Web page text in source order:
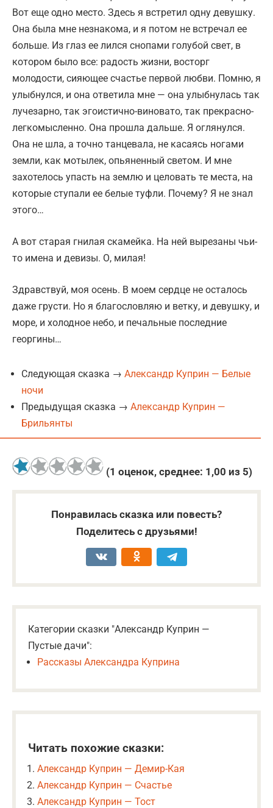
Вот еще одно место. Здесь я встретил одну девушку.
Она была мне незнакома, и я потом не встречал ее
больше. Из глаз ее лился снопами голубой свет, в
котором было все: радость жизни, восторг
молодости, сияющее счастье первой любви. Помню, я
улыбнулся, и она ответила мне — она улыбнулась так
лучезарно, так эгоистично-виновато, так прекрасно-
легкомысленно. Она прошла дальше. Я оглянулся.
Она не шла, а точно танцевала, не касаясь ногами
земли, как мотылек, опьяненный светом. И мне
захотелось упасть на землю и целовать те места, на
которые ступали ее белые туфли. Почему? Я не знал
этого…
А вот старая гнилая скамейка. На ней вырезаны чьи-
то имена и девизы. О, милая!
Здравствуй, моя осень. В моем сердце не осталось
даже грусти. Но я благословляю и ветку, и девушку, и
море, и холодное небо, и печальные последние
георгины…
Следующая сказка → Александр Куприн — Белые
ночи
Предыдущая сказка → Александр Куприн —
Брильянты
(1 оценок, среднее: 1,00 из 5)
Понравилась сказка или повесть?
Поделитесь с друзьями!
Категории сказки "Александр Куприн —
Пустые дачи":
Рассказы Александра Куприна
Читать похожие сказки:
Александр Куприн — Демир-Кая
Александр Куприн — Счастье
Александр Куприн — Тост